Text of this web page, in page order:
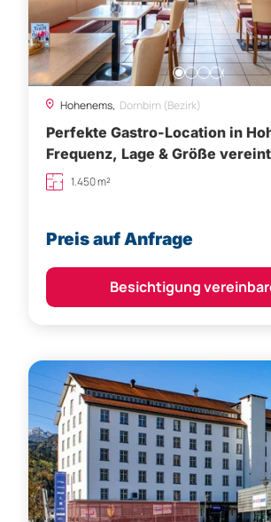
Hohenems, Dornbirn (Bezirk)
Perfekte Gastro-Location in
Frequenz, Lage & Größe vereint
1.450 m²
Preis auf Anfrage
Besichtigung